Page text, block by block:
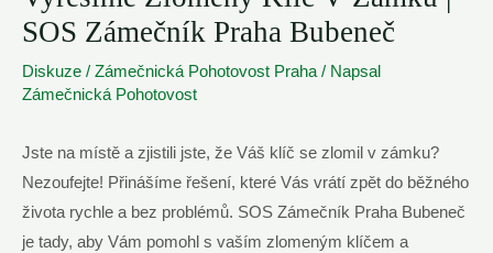
SOS Zámečník Praha Bubeneč
Diskuze / Zámečnická Pohotovost Praha / Napsal
Zámečnická Pohotovost
Jste na místě a zjistili jste, že Váš klíč se zlomil v zámku?
Nezoufejte! Přinášíme řešení, které Vás vrátí zpět do běžného
života rychle a bez problémů. SOS Zámečník Praha Bubeneč
je tady, aby Vám pomohl s vaším zlomeným klíčem a